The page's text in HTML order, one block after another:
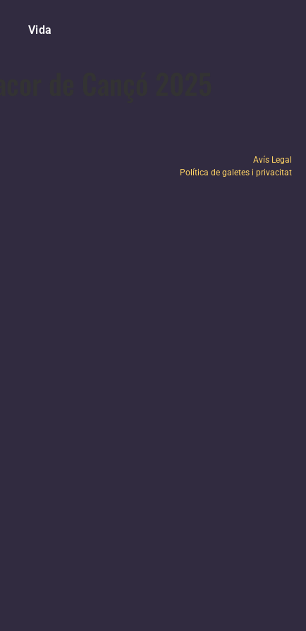
Vida
Avís Legal
Política de galetes i privacitat